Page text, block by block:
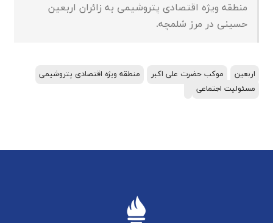
منطقه ویژه اقتصادی پتروشیمی به زائران اربعین
حسینی در مرز شلمچه.
اربعین موکب حضرت علی اکبر
منطقه ویژه اقتصادی پتروشیمی
مسئولیت اجتماعی